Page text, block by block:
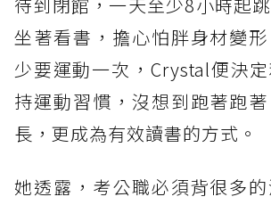
待到閉館，一天至少8小時起
坐著看書，擔心怕胖身材變
少要運動一次，Crystal便決
持運動習慣，沒想到跑著跑
長，更成為有效讀書的方式。
她透露，考公職必須背很多